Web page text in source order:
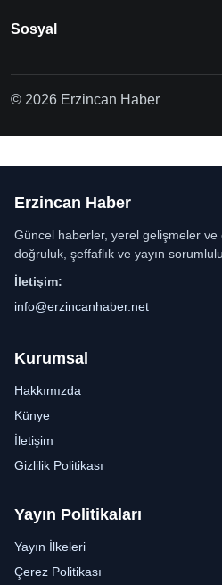
Sosyal
© 2026 Erzincan Haber
Erzincan Haber
Güncel haberler, yerel gelişmeler ve
doğruluk, şeffaflık ve yayın
İletişim:
info@erzincanhaber.net
Kurumsal
Hakkımızda
Künye
İletişim
Gizlilik Politikası
Yayın Politikaları
Yayın İlkeleri
Çerez Politikası